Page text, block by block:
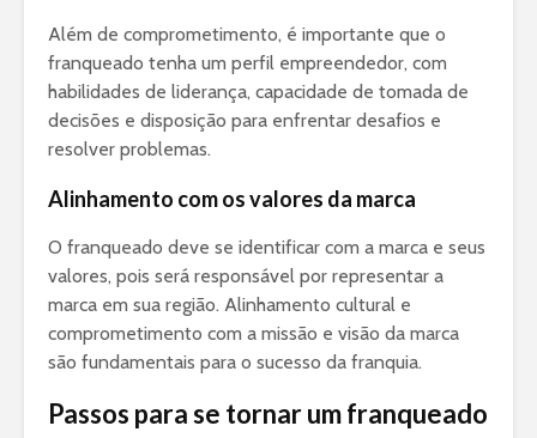
Além de comprometimento, é importante que o
franqueado tenha um perfil empreendedor, com
habilidades de liderança, capacidade de tomada de
decisões e disposição para enfrentar desafios e
resolver problemas.
Alinhamento com os valores da marca
O franqueado deve se identificar com a marca e seus
valores, pois será responsável por representar a
marca em sua região. Alinhamento cultural e
comprometimento com a missão e visão da marca
são fundamentais para o sucesso da franquia.
Passos para se tornar um franqueado